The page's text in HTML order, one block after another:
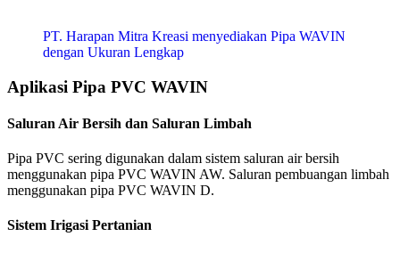
PT. Harapan Mitra Kreasi menyediakan Pipa WAVIN
dengan Ukuran Lengkap
Aplikasi Pipa PVC WAVIN
Saluran Air Bersih dan Saluran Limbah
Pipa PVC sering digunakan dalam sistem saluran air bersih
menggunakan pipa PVC WAVIN AW. Saluran pembuangan limbah
menggunakan pipa PVC WAVIN D.
Sistem Irigasi Pertanian